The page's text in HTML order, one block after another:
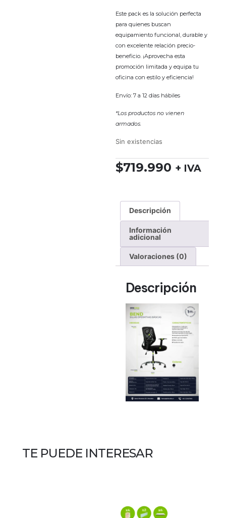
Este pack es la solución perfecta
para quienes buscan
equipamiento funcional, durable y
con excelente relación precio-
beneficio. ¡Aprovecha esta
promoción limitada y equipa tu
oficina con estilo y eficiencia!
Envío: 7 a 12 días hábiles
*Los productos no vienen
armados.
Sin existencias
$719.990 + IVA
Descripción
Información
adicional
Valoraciones (0)
Descripción
TE PUEDE INTERESAR